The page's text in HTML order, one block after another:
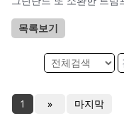
목록보기
1 » 마지막